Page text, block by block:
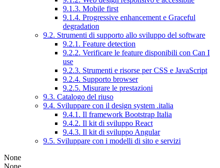
9.1.3. Mobile first
9.1.4. Progressive enhancement e Graceful
degradation
9.2. Strumenti di supporto allo sviluppo del software
9.2.1. Feature detection
9.2.2. Verificare le feature disponibili con Can I
use
9.2.3. Strumenti e risorse per CSS e JavaScript
9.2.4. Supporto browser
9.2.5. Misurare le prestazioni
9.3. Catalogo del riuso
9.4. Sviluppare con il design system .italia
9.4.1. Il framework Bootstrap Italia
9.4.2. Il kit di sviluppo React
9.4.3. Il kit di sviluppo Angular
9.5. Sviluppare con i modelli di sito e servizi
None
None